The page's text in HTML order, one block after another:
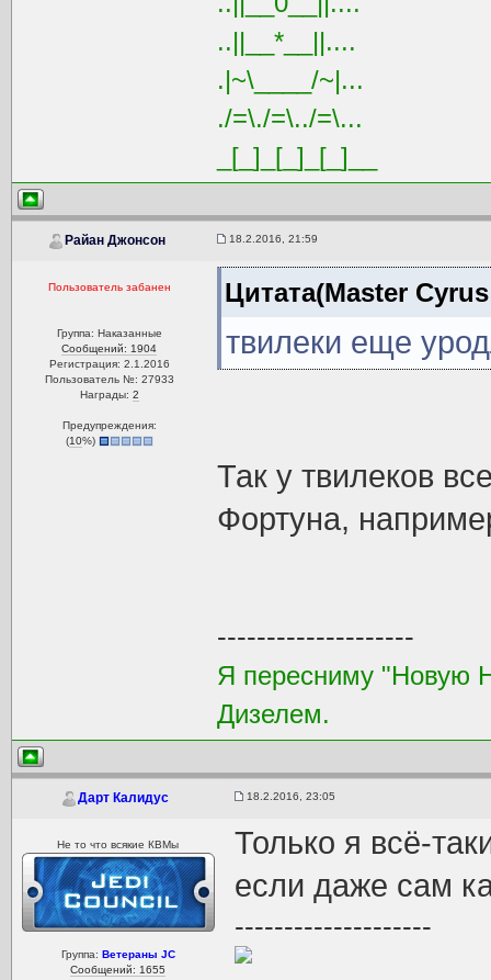
..||__*__||....
.|~\____/~|...
./=\./=\../=\...
_[_]_[_]_[_]__
Райан Джонсон 18.2.2016, 21:59
Пользователь забанен
Группа: Наказанные
Сообщений: 1904
Регистрация: 2.1.2016
Пользователь №: 27933
Награды: 2
Предупреждения:
(10%)
Цитата(Master
твилеки еще
Так у твилеков
Фортуна,
--------------------
Я пересниму "Новую
Дизелем.
Дарт Калидус 18.2.2016, 23:05
Не то что всякие КВМы
Группа: Ветераны JC
Сообщений: 1655
Только я всё-
если даже сам
--------------------